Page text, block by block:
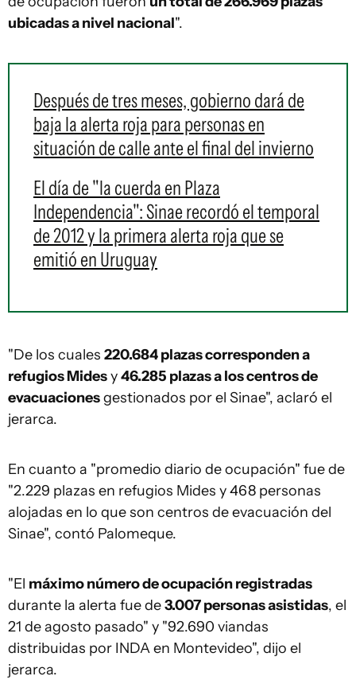
ubicadas a nivel nacional".
Después de tres meses, gobierno dará de
baja la alerta roja para personas en
situación de calle ante el final del invierno
El día de "la cuerda en Plaza
Independencia": Sinae recordó el temporal
de 2012 y la primera alerta roja que se
emitió en Uruguay
"De los cuales 220.684 plazas corresponden a
refugios Midesy46.285 plazas a los centros de
evacuacionesgestionados por el Sinae", aclaró el
jerarca.
En cuanto a "promedio diario de ocupación" fue de
"2.229 plazas en refugios Mides y 468 personas
alojadas en lo que son centros de evacuación del
Sinae", contó Palomeque.
"El máximo número de ocupación registradas
durante la alerta fue de3.007 personas asistidas, el
21 de agosto pasado" y "92.690 viandas
distribuidas por INDA en Montevideo", dijo el
jerarca.